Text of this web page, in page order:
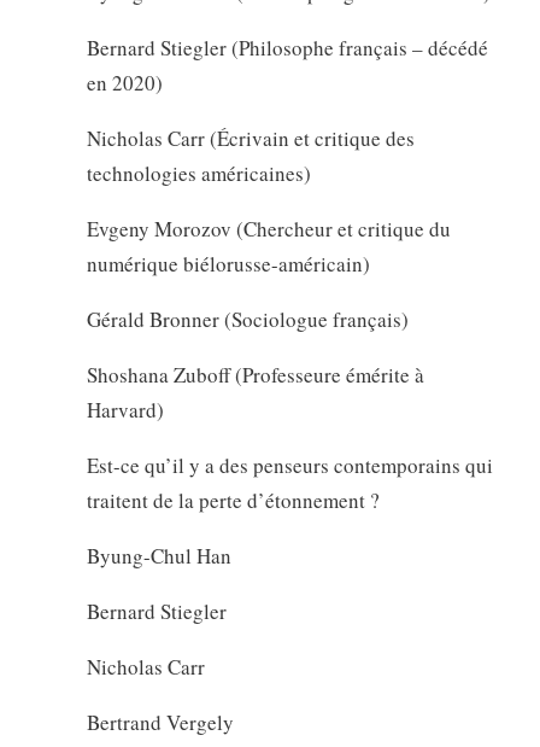
Bernard Stiegler (Philosophe français – décédé
en 2020)
Nicholas Carr (Écrivain et critique des
technologies américaines)
Evgeny Morozov (Chercheur et critique du
numérique biélorusse-américain)
Gérald Bronner (Sociologue français)
Shoshana Zuboff (Professeure émérite à
Harvard)
Est-ce qu’il y a des penseurs contemporains qui
traitent de la perte d’étonnement ?
Byung-Chul Han
Bernard Stiegler
Nicholas Carr
Bertrand Vergely